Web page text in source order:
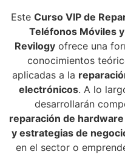
Este Curso VIP de
Teléfonos Móviles
Revilogy ofrece una
conocimientos
aplicadas a la
electrónicos. A lo
desarrollarán
reparación de
y estrategias de
en el sector o